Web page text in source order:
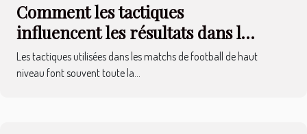
Comment les tactiques
influencent les résultats dans les
matchs de football de haut
niveau ?
Les tactiques utilisées dans les matchs de football de haut
niveau font souvent toute la...